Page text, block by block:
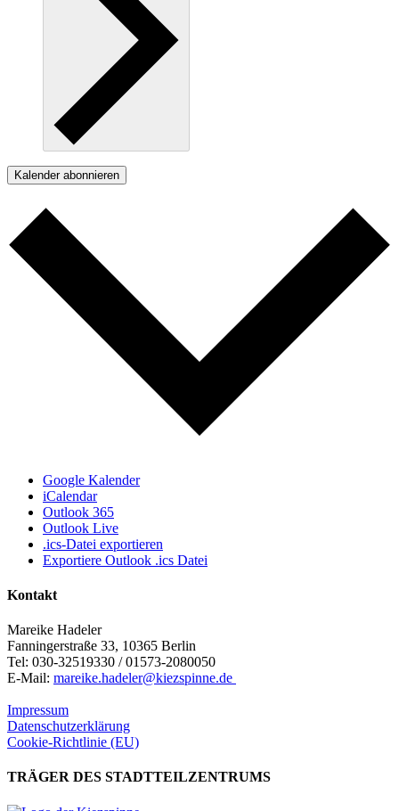
Kalender abonnieren
Google Kalender
iCalendar
Outlook 365
Outlook Live
.ics-Datei exportieren
Exportiere Outlook .ics Datei
Kontakt
Mareike Hadeler
Fanningerstraße 33, 10365 Berlin
Tel: 030-32519330 / 01573-2080050
E-Mail: mareike.hadeler@kiezspinne.de
Impressum
Datenschutzerklärung
Cookie-Richtlinie (EU)
TRÄGER DES STADTTEILZENTRUMS